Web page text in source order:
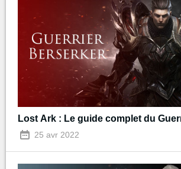
Lost Ark : Le guide complet du
25 avr 2022